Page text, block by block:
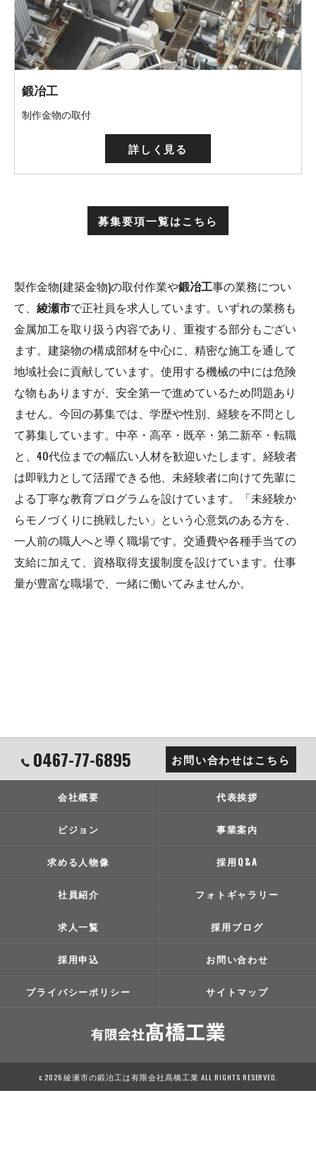
鍛冶工
制作金物の取付
詳しく見る
募集要項一覧はこちら
製作金物(建築金物)の取付作業や鍛冶工事の業務につい
て、 綾瀬市で正社員を求人しています。いずれの業務も
金属加工を取り扱う内容であり、重複する部分もござい
ます。建築物の構成部材を中心に、精密な施工を通して
地域社会に貢献しています。使用する機械の中には危険
な物もありますが、安全第一で進めているため問題あり
ません。今回の募集では、学歴や性別、経験を不問とし
て募集しています。中卒・高卒・既卒・第二新卒・転職
と、40代位までの幅広い人材を歓迎いたします。経験者
は即戦力として活躍できる他、未経験者に向けて先輩に
よる丁寧な教育プログラムを設けています。「未経験か
らモノづくりに挑戦したい」という心意気のある方を、
一人前の職人へと導く職場です。交通費や各種手当ての
支給に加えて、資格取得支援制度を設けています。仕事
量が豊富な職場で、一緒に働いてみませんか。
0467-77-6895 お問い合わせはこちら
会社概要 代表挨拶
ビジョン 事業案内
求める人物像 採用Q&A
社員紹介 フォトギャラリー
求人一覧 採用ブログ
採用申込 お問い合わせ
プライバシーポリシー サイトマップ
c 2026 綾瀬市の鍛冶工は有限会社髙橋工業 ALL RIGHTS RESERVED.